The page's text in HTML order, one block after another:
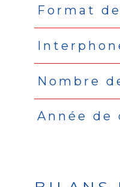
Format
Nombre
Année